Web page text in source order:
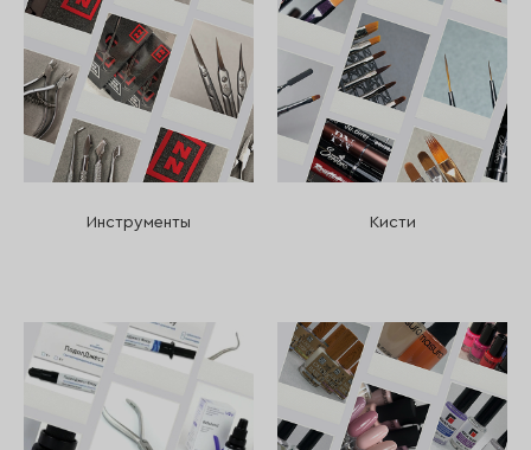
Инструменты Кисти